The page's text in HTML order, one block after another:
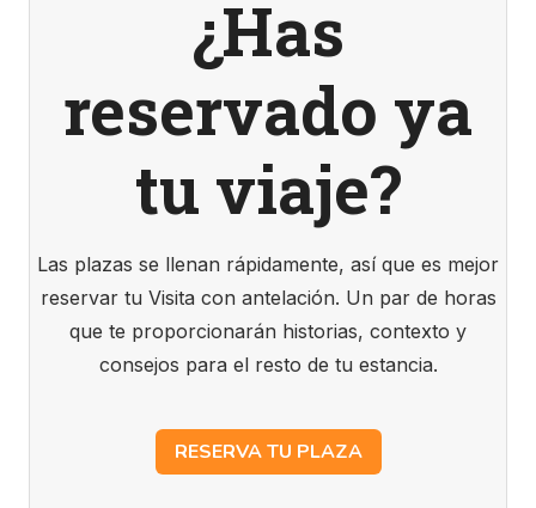
¿Has
reservado ya
tu viaje?
Las plazas se llenan rápidamente, así que es mejor
reservar tu Visita con antelación. Un par de horas
que te proporcionarán historias, contexto y
consejos para el resto de tu estancia.
RESERVA TU PLAZA